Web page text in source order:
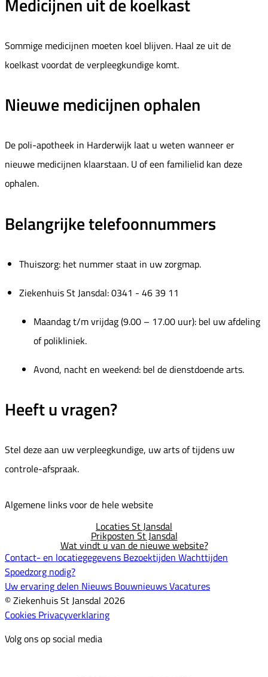
Sommige medicijnen moeten koel blijven. Haal ze uit de
koelkast voordat de verpleegkundige komt.
Nieuwe medicijnen ophalen
De poli-apotheek in Harderwijk laat u weten wanneer er
nieuwe medicijnen klaarstaan. U of een familielid kan deze
ophalen.
Belangrijke telefoonnummers
Thuiszorg: het nummer staat in uw zorgmap.
Ziekenhuis St Jansdal: 0341 - 46 39 11
Maandag t/m vrijdag (9.00 – 17.00 uur): bel uw afdeling
of polikliniek.
Avond, nacht en weekend: bel de dienstdoende arts.
Heeft u vragen?
Stel deze aan uw verpleegkundige, uw arts of tijdens uw
controle-afspraak.
Algemene links voor de hele website
Locaties St Jansdal
Prikposten St Jansdal
Wat vindt u van de nieuwe website?
Contact- en locatiegegevens Bezoektijden Wachttijden
Spoedzorg nodig?
Uw ervaring delen Nieuws BouwnieuwsVacatures
© Ziekenhuis St Jansdal 2026
Cookies Privacyverklaring
Volg ons op social media